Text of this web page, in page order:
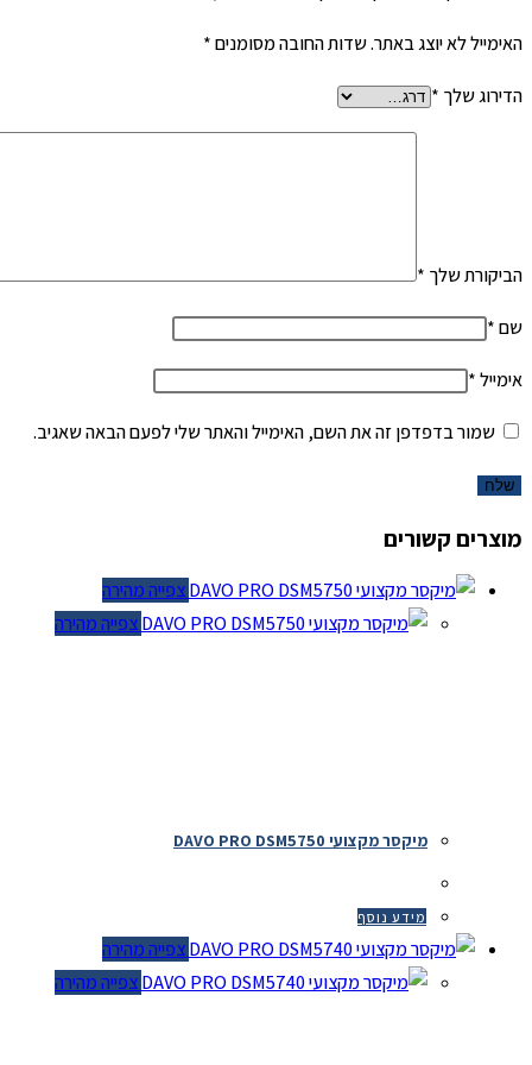
האימייל לא יוצג באתר.שדות החובה מסומנים*
הדירוג שלך*
הביקורת שלך*
שם*
אימייל*
שמור בדפדפן זה את השם, האימייל והאתר שלי לפעם הבאה שאגיב.
מוצרים קשורים
צפייה מהירה
צפייה מהירה
מיקסר מקצועי DAVO PRO DSM5750
מידע נוסף
צפייה מהירה
צפייה מהירה